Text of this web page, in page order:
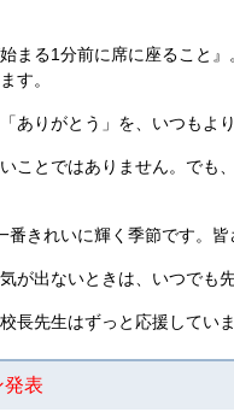
まる1分前に席に座ること
す。
ありがとう」を、いつもよ
ことではありません。でも
きれいに輝く季節です。皆
が出ないときは、いつでも
長先生はずっと応援していま
表